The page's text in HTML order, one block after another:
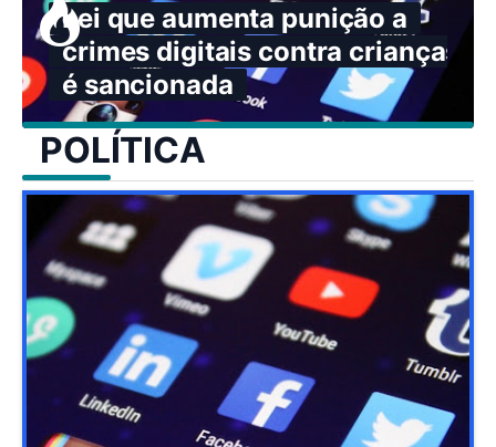
Lei que aumenta punição a
crimes digitais contra crianças
é sancionada
POLÍTICA